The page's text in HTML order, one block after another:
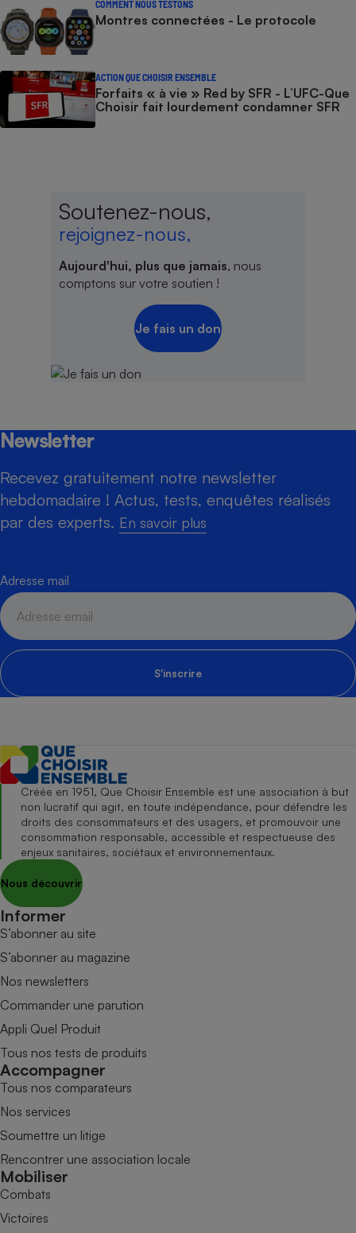
COMMENT NOUS TESTONS
Montres connectées - Le protocole
ACTION QUE CHOISIR ENSEMBLE
Forfaits « à vie » Red by SFR - L’UFC-Que
Choisir fait lourdement condamner SFR
Soutenez-nous,
rejoignez-nous,
Aujourd'hui, plus que jamais, nous
comptons sur votre soutien !
Je fais un don
Newsletter
Recevez gratuitement notre newsletter
hebdomadaire ! Actus, tests, enquêtes réalisés
par des experts. En savoir plus
Adresse mail
S'inscrire
Créée en 1951, Que Choisir Ensemble est une association à but
non lucratif qui agit, en toute indépendance, pour défendre les
droits des consommateurs et des usagers, et promouvoir une
consommation responsable, accessible et respectueuse des
enjeux sanitaires, sociétaux et environnementaux.
Nous découvrir
Informer
S’abonner au site
S’abonner au magazine
Nos newsletters
Commander une parution
Appli Quel Produit
Tous nos tests de produits
Accompagner
Tous nos comparateurs
Nos services
Soumettre un litige
Rencontrer une association locale
Mobiliser
Combats
Victoires